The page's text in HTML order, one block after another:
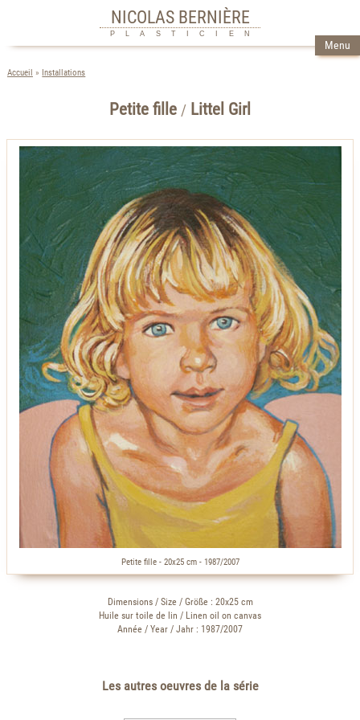
NICOLAS BERNIÈRE
PLASTICIEN
Menu
Accueil Installations
Petite fille / Littel Girl
Petite fille - 20x25 cm - 1987/2007
Dimensions / Size / Größe : 20x25 cm
Huile sur toile de lin / Linen oil on canvas
Année / Year / Jahr : 1987/2007
Les autres oeuvres de la série